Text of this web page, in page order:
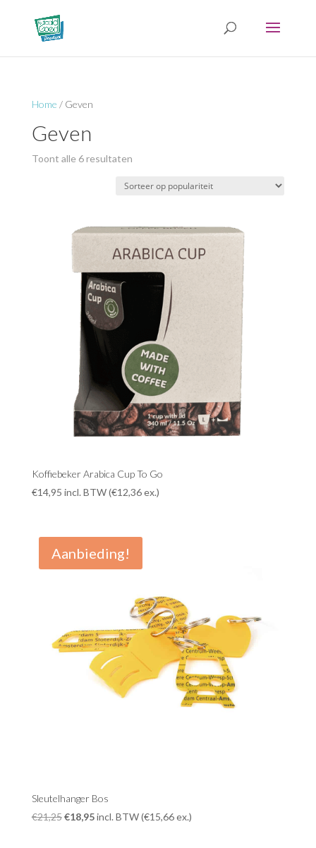
Home / Geven
Geven
Toont alle 6 resultatenGesorteerd
populariteit
Koffiebeker Arabica Cup To Go
€14,95 incl. BTW (€12,36ex.)
Aanbieding!
Sleutelhanger Bos
€21,25Oorspronkelijke
€18,95Huidige
incl. BTW (€15,66ex.)